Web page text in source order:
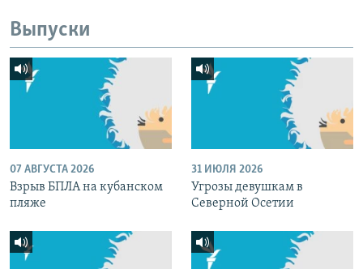
Выпуски
07 АВГУСТА 2026
Взрыв БПЛА на кубанском
пляже
31 ИЮЛЯ 2026
Угрозы девушкам в
Северной Осетии